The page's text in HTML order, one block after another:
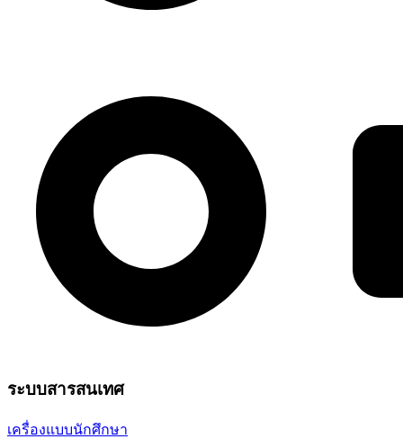
ระบบสารสนเทศ
เครื่องแบบนักศึกษา